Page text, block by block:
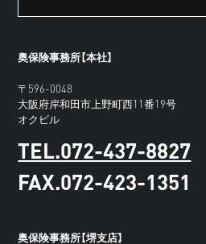
奥保険事務所【本社】
〒596-0048
大阪府岸和田市上野町西11番19号
オクビル
TEL.072-437-8827
FAX.072-423-1351
奥保険事務所【堺支店】